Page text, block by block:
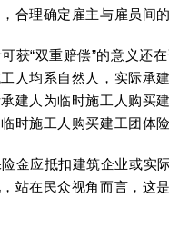
合理确定雇主与雇员间
获“双重赔偿”的意义还
人均系自然人，实际承
建人为临时施工人购买
时施工人购买建工团体
金应抵扣建筑企业或实
站在民众视角而言，这